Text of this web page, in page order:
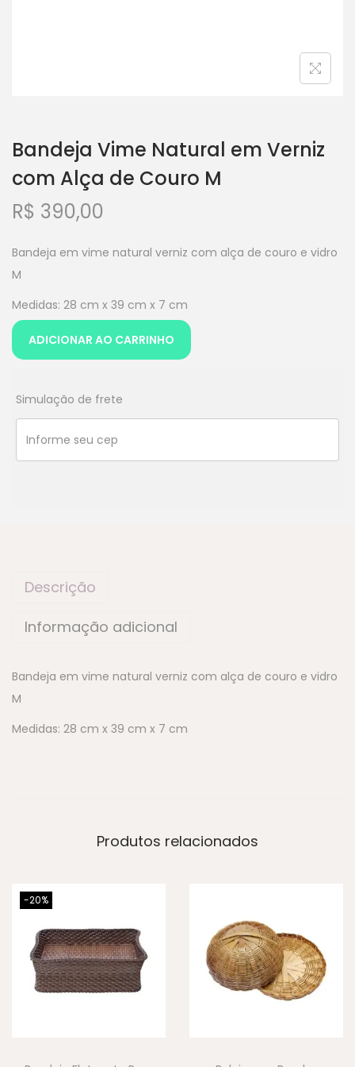
Bandeja Vime Natural em Verniz
com Alça de Couro M
R$ 390,00
Bandeja em vime natural verniz com alça de couro e vidro
M
Medidas: 28 cm x 39 cm x 7 cm
ADICIONAR AO CARRINHO
Simulação de frete
Descrição
Informação adicional
Bandeja em vime natural verniz com alça de couro e vidro
M
Medidas: 28 cm x 39 cm x 7 cm
Produtos relacionados
-20%